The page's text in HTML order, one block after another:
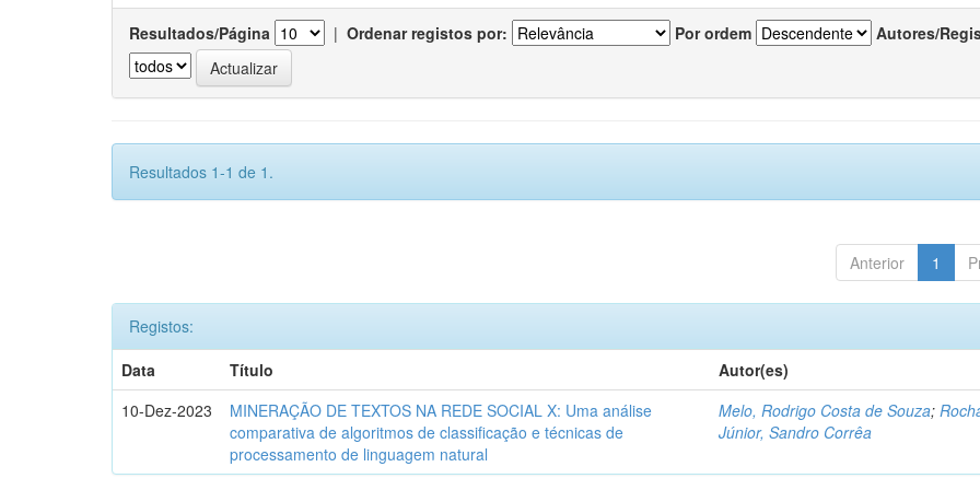
Resultados/Página | Ordenar registos por: Por ordem Autores/
Resultados 1-1 de 1.
Anterior 1
Registos:
Data
Título
Autor(es)
10-Dez-2023
MINERAÇÃO DE TEXTOS NA REDE SOCIAL X: Uma análise
comparativa de algoritmos de classificação e técnicas de
processamento de linguagem natural
Melo, Rodrigo Costa de Souza;
Júnior, Sandro Corrêa